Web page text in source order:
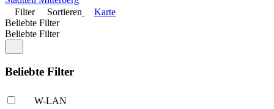
Filter
Sortieren
Karte
Beliebte Filter
Beliebte Filter
Beliebte Filter
W-LAN